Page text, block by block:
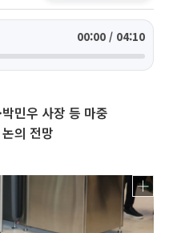
00:00 / 04:10
민우 사장 등 마중
의 전망